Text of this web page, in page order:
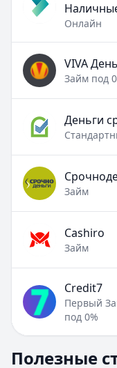
Онлайн
VIVA
Займ под
Деньги
Займ
Cashiro
Займ
Credit7
Первый
под 0%
Раздел:МФО и
Полезные